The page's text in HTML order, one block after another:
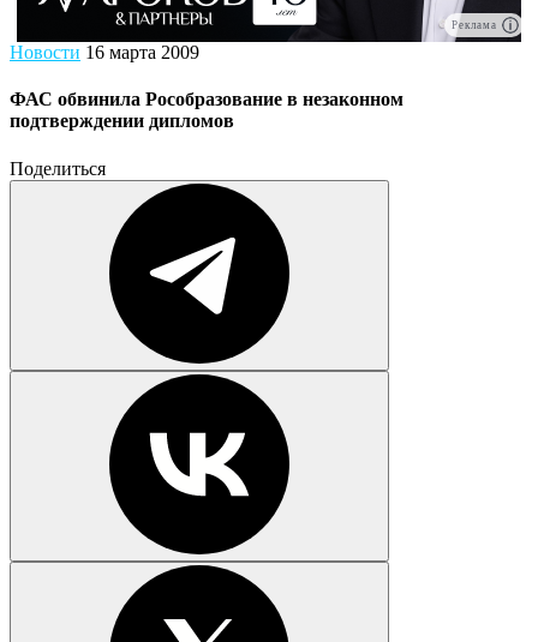
Реклама
Новости 16 марта 2009
ФАС обвинила Рособразование в незаконном
подтверждении дипломов
Поделиться